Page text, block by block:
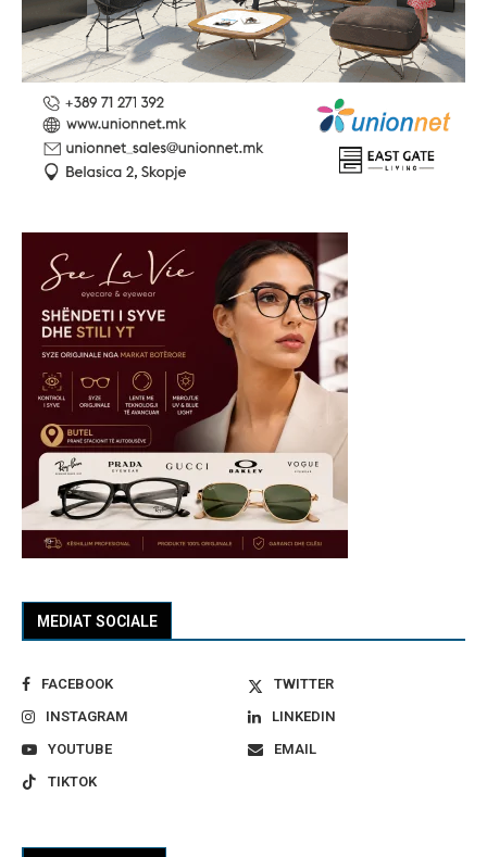
MEDIAT SOCIALE
FACEBOOK
TWITTER
INSTAGRAM
LINKEDIN
YOUTUBE
EMAIL
TIKTOK